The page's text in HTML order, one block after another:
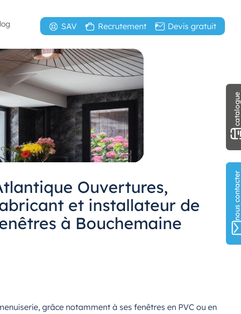
SAV Recrutement Devis gratuit
Ouvertures,
et installateur de
à Bouchemaine
grâce notamment à ses fenêtres en PVC ou en
nous